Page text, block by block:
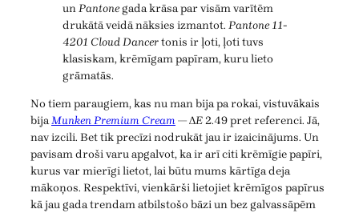
unPantonegada krāsa par visām varītēm
drukātā veidā nāksies izmantot. Pantone 11-
4201 Cloud Dancertonis ir ļoti, ļoti tuvs
klasiskam, krēmīgam papīram, kuru lieto
grāmatās.
No tiem paraugiem, kas nu man bija pa rokai, vistuvākais
bijaMunken Premium Cream— ΔE2.49 pret referenci. Jā,
nav izcili. Bet tik precīzi nodrukāt jau ir izaicinājums. Un
pavisam droši varu apgalvot, ka ir arī citi krēmīgie papīri,
kurus var mierīgi lietot, lai būtu mums kārtīga deja
mākoņos. Respektīvi, vienkārši lietojiet krēmīgos papīrus
kā jau gada trendam atbilstošo bāzi un bez galvassāpēm